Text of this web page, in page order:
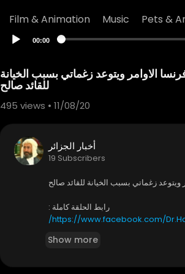
Film & Animation Music Pets &
00:00
الاوامر ويتوعد زغماتي بسبب الخيانة
للقائد صالح
495 views • 11/08/20
أخبار الجزائر
19 Subscribers
زغماتي بسبب الخيانة للقائد صالح
رابط الحلقة كاملة :
https://www.facebook.com/
Show more